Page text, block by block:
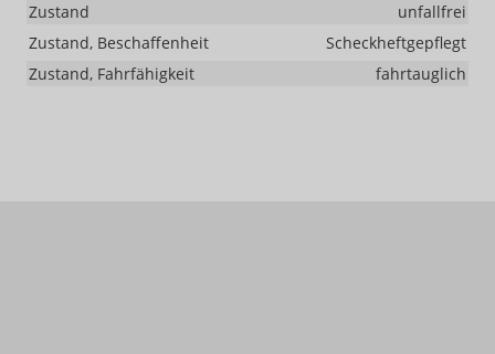
Zustand
unfallfrei
Zustand, Beschaffenheit
Scheckheftgepflegt
Zustand, Fahrfähigkeit
fahrtauglich